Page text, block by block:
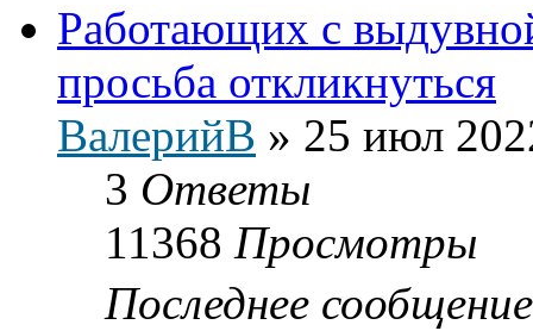
Работающих с
просьба откликнуться
ВалерийВ » 25 июл
3 Ответы
11368 Просмотры
Последнее